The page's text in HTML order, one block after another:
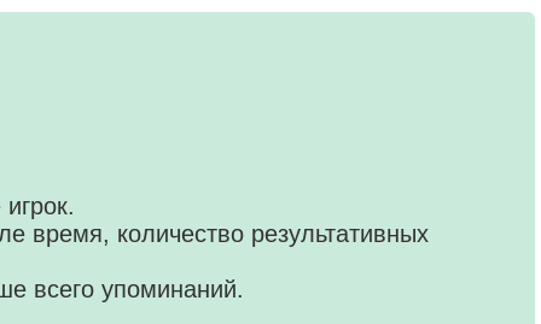
время, количество результативных
всего упоминаний.